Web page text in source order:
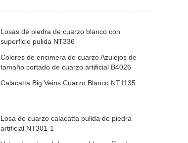
Losas de piedra de cuarzo blanco con
superficie pulida NT336
Colores de encimera de cuarzo Azulejos de
tamaño cortado de cuarzo artificial B4026
Calacatta Big Veins Cuarzo Blanco NT1135
Losa de cuarzo calacatta pulida de piedra
artificial NT301-1